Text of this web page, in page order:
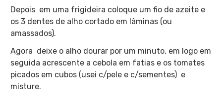
Depois em uma frigideira coloque um fio de azeite e
os 3 dentes de alho cortado em lâminas (ou
amassados).
Agora deixe o alho dourar por um minuto, em logo em
seguida acrescente a cebola em fatias e os tomates
picados em cubos (usei c/pele e c/sementes) e
misture.